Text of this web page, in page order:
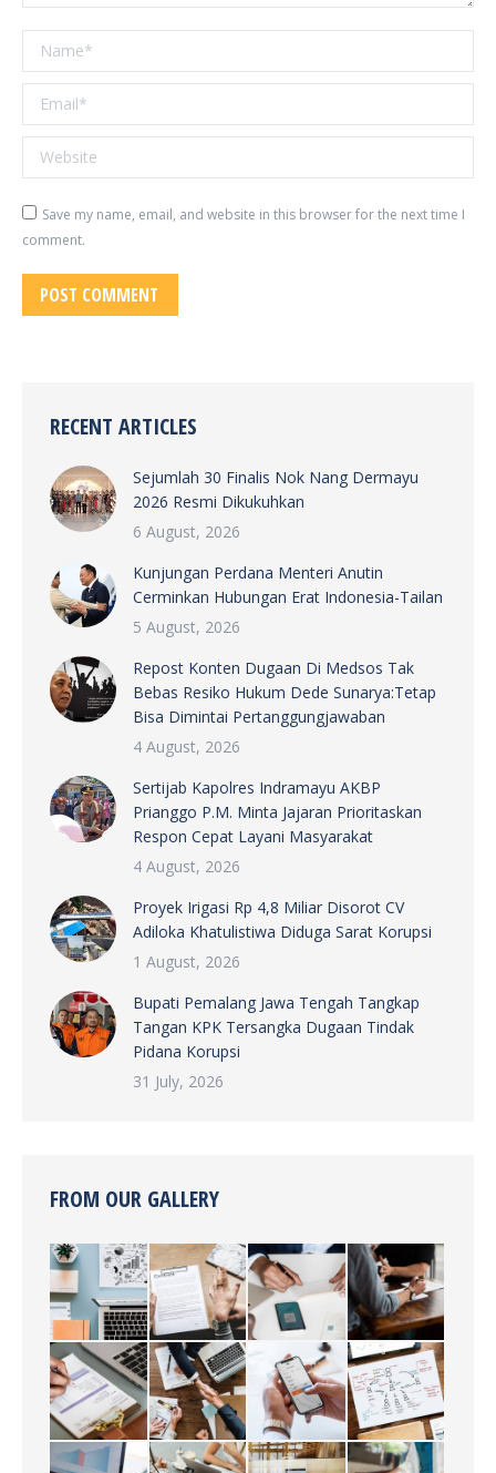
Name *
Email *
Website
Save my name, email, and website in this browser for the next time I
comment.
POST COMMENT
RECENT ARTICLES
Sejumlah 30 Finalis Nok Nang Dermayu
2026 Resmi Dikukuhkan
6 August, 2026
Kunjungan Perdana Menteri Anutin
Cerminkan Hubungan Erat Indonesia-Tailan
5 August, 2026
Repost Konten Dugaan Di Medsos Tak
Bebas Resiko Hukum Dede Sunarya:Tetap
Bisa Dimintai Pertanggungjawaban
4 August, 2026
Sertijab Kapolres Indramayu AKBP
Prianggo P.M. Minta Jajaran Prioritaskan
Respon Cepat Layani Masyarakat
4 August, 2026
Proyek Irigasi Rp 4,8 Miliar Disorot CV
Adiloka Khatulistiwa Diduga Sarat Korupsi
1 August, 2026
Bupati Pemalang Jawa Tengah Tangkap
Tangan KPK Tersangka Dugaan Tindak
Pidana Korupsi
31 July, 2026
FROM OUR GALLERY